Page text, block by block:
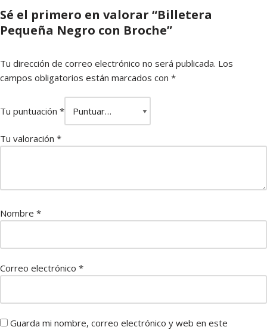
Sé el primero en valorar “Billetera
Pequeña Negro con Broche”
Tu dirección de correo electrónico no será publicada. Los
campos obligatorios están marcados con *
Tu puntuación *
Tu valoración *
Nombre *
Correo electrónico *
Guarda mi nombre, correo electrónico y web en este